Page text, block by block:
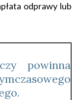
odprawy lub
powinna